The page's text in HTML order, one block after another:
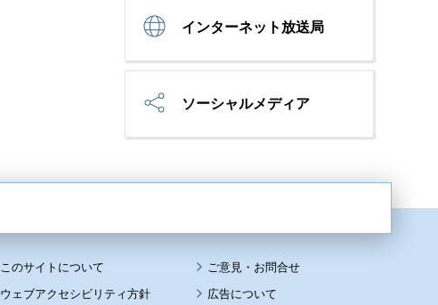
インターネット放送局
ソーシャルメディア
このサイトについて
ウェブアクセシビリティ方針 広告について